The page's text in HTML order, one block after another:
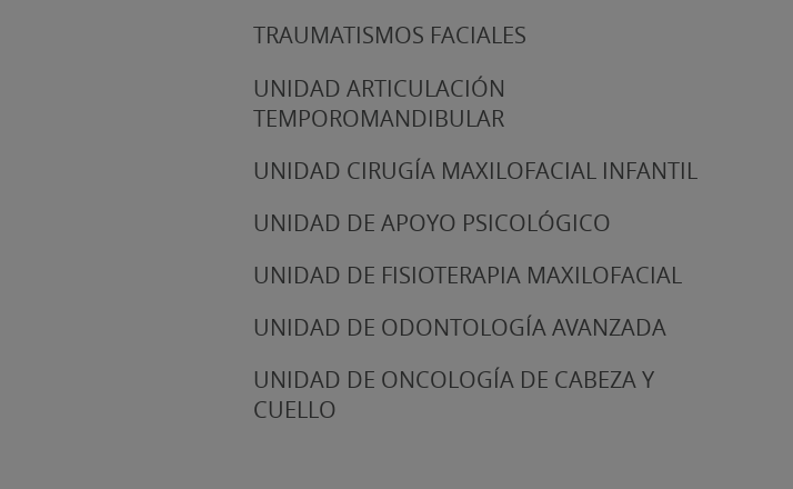
TRAUMATISMOS FACIALES
UNIDAD ARTICULACIÓN
TEMPOROMANDIBULAR
UNIDAD CIRUGÍA MAXILOFACIAL INFANTIL
UNIDAD DE APOYO PSICOLÓGICO
UNIDAD DE FISIOTERAPIA MAXILOFACIAL
UNIDAD DE ODONTOLOGÍA AVANZADA
UNIDAD DE ONCOLOGÍA DE CABEZA Y
CUELLO